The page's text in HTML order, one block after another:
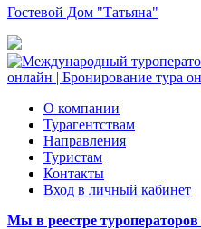
Гостевой Дом "Татьяна"
О компании
Турагентствам
Направления
Туристам
Контакты
Вход в личный кабинет
Мы в реестре туроператоров